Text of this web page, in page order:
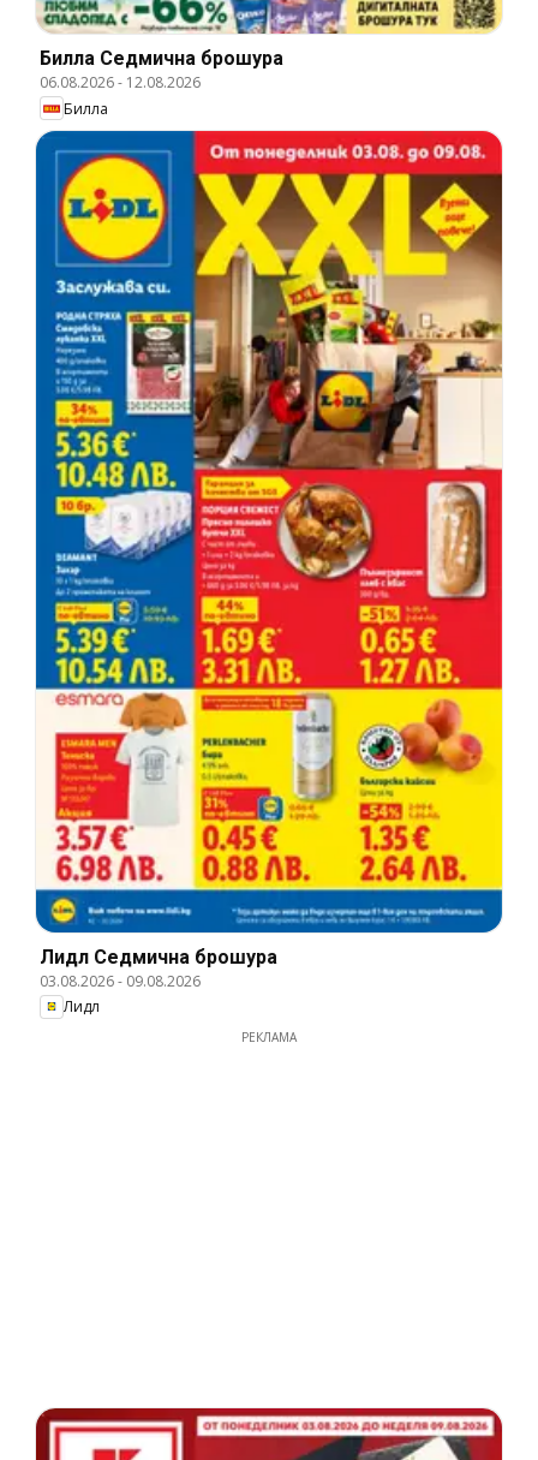
Билла Cедмична брошура
06.08.2026- 12.08.2026
Билла
Лидл Cедмична брошура
03.08.2026- 09.08.2026
Лидл
РЕКЛАМА